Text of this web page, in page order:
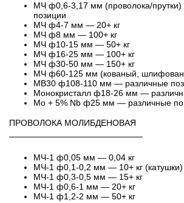
МЧ ф0,6-3,17 мм (проволока/
позиции
МЧ ф4-7 мм — 20+ кг
МЧ ф8 мм — 100+ кг
МЧ ф10-15 мм — 50+ кг
МЧ ф16-25 мм — 100+ кг
МЧ ф30-50 мм — 150+ кг
МЧ ф60-125 мм (кованый,
МВ30 ф108-110 мм — различные
Монокристалл ф18-26 мм —
Mo + 5% Nb ф25 мм — различные
ПРОВОЛОКА МОЛИБДЕНОВАЯ
──────────────────────
МЧ-1 ф0,05 мм — 0,04 кг
МЧ-1 ф0,1-0,2 мм — 10+ кг (катушки)
МЧ-1 ф0,3-0,5 мм — 15+ кг
МЧ-1 ф0,6-1 мм — 20+ кг
МЧ-1 ф1,2-2 мм — 50+ кг